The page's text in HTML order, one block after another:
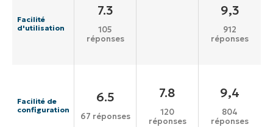
Facilité
d'utilisation
7.3
105
réponses
9,3
912
réponses
Facilité de
configuration
6.5
67 réponses
7.8
120
réponses
9,4
804
réponses